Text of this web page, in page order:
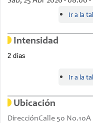
Ir a la
Intensidad
2 días
Ir a la
Ubicación
DirecciónCalle 50